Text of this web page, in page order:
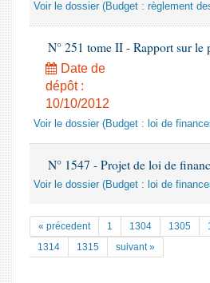
Voir le dossier (Budget : règlement
N° 251 tome II - Rapport sur le
Date de
dépôt :
10/10/2012
Voir le dossier (Budget : loi de
N° 1547 - Projet de loi de
Voir le dossier (Budget : loi de
« précedent 1 1304 1305
1314
1315 suivant »